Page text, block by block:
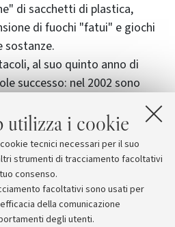
utilizza i cookie
tecnici necessari per il suo
strumenti di tracciamento facoltativi
consenso.
facoltativi sono usati per
della comunicazione
degli utenti.
di sacchetti di plastica,
di fuochi "fatui" e giochi
sostanze.
al suo quinto anno di
successo: nel 2002 sono
di 21 scuole superiori; 720
650 studenti di 14 scuole
studenti non sono riusciti